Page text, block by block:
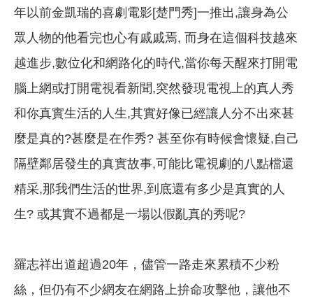
年以前金凱瑞的喜劇電影[楚門秀]一推出,讓身為公
眾人物的他看完也心有戚戚焉, 而身在這個科技越來
越進步,數位化和網路化的時代,當你每天醒來打開電
腦上網或打開電視看新聞,突然發現電視上的真人秀
和你真實生活的人生,其實好像已經讓人分不出來甚
麼是真的?甚麼是在作秀? 甚至你有時候會懷疑,自己
隔壁鄰居發生的真實故事,可能比電視劇的八點檔還
精采,那我們生活的世界,到底還有多少是真實的人
生? 或其實不過都是一場以假亂真的秀呢?
羅志祥出道超過20年，儘管一路走來累積不少粉
絲，但仍有不少網友在網路上拚命攻擊他，讓他不